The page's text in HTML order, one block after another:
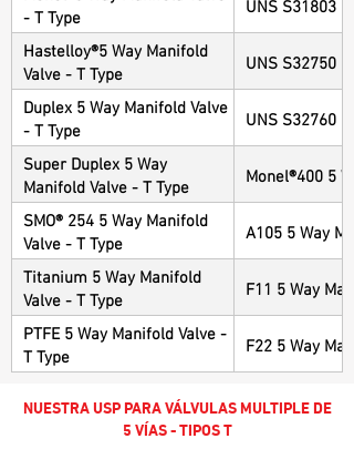
- T Type
Hastelloy®5 Way Manifold
Valve - T Type
UNS S32750
Duplex 5 Way Manifold Valve
- T Type
UNS S32760
Super Duplex 5 Way
Manifold Valve - T Type
Monel®400 5
SMO® 254 5 Way Manifold
Valve - T Type
A105 5 Way
Titanium 5 Way Manifold
Valve - T Type
F11 5 Way
PTFE 5 Way Manifold Valve -
T Type
F22 5 Way
NUESTRA USP PARA VÁLVULAS MULTIPLE DE
5 VÍAS - TIPOS T